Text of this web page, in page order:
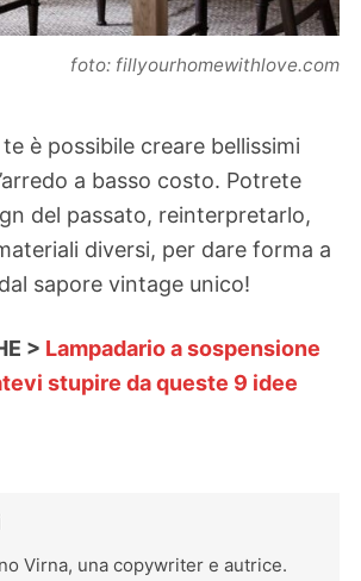
foto: fillyourhomewithlove.com
è possibile creare bellissimi
a basso costo. Potrete
del passato, reinterpretarlo,
diversi, per dare forma a
sapore vintage unico!
> Lampadario a sospensione
stupire da queste 9 idee
Virna, una copywriter e autrice.